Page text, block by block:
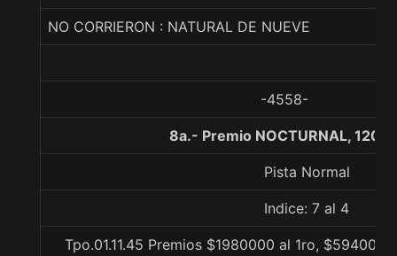
NO CORRIERON : NATURAL DE NUEVE
-4558-
8a.- Premio NOCTURNAL, 1200
Pista Normal
Indice: 7 al 4
Tpo.01.11.45 Premios $1980000 al 1ro,